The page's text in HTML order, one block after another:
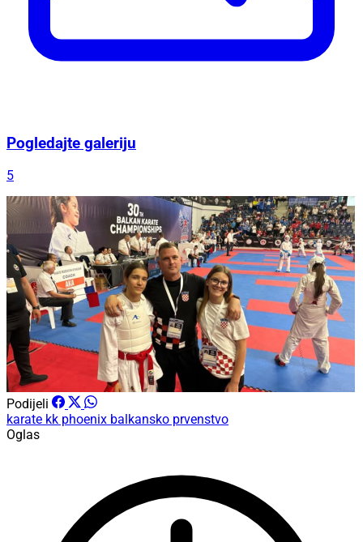
Pogledajte galeriju
5
Podijeli
karate kk phoenix balkansko prvenstvo
Oglas